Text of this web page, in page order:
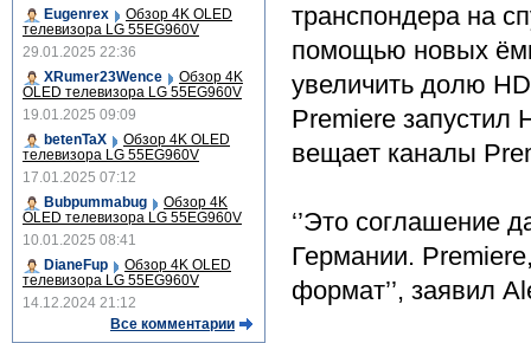
транспондера на
помощью новых
увеличить долю
Premiere запустил
вещает каналы
‘’Это соглашение
Германии.
формат’’, заявил
Eugenrex
Обзор 4K OLED
телевизора LG 55EG960V
29.01.2025 22:36
XRumer23Wence
Обзор 4K
OLED телевизора LG 55EG960V
19.01.2025 09:09
betenTaX
Обзор 4K OLED
телевизора LG 55EG960V
17.01.2025 07:12
Bubpummabug
Обзор 4K
OLED телевизора LG 55EG960V
10.01.2025 08:41
DianeFup
Обзор 4K OLED
телевизора LG 55EG960V
14.12.2024 21:12
Все комментарии